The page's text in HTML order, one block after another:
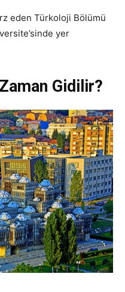
eden Türkoloji Bölümü
yer
Gidilir?